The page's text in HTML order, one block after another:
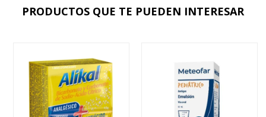
PRODUCTOS QUE TE PUEDEN INTERESAR